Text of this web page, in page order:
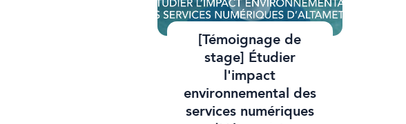
[Témoignage de
stage] Étudier
l'impact
environnemental des
services numériques